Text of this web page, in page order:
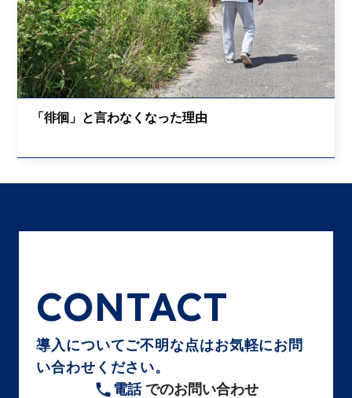
「徘徊」と言わなくなった理由
CONTACT
導入についてご不明な点はお気軽にお問
い合わせください。
電話でのお問い合わせ